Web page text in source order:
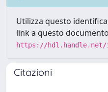
Utilizza questo
link a questo
https://hdl.handle.net/
Citazioni